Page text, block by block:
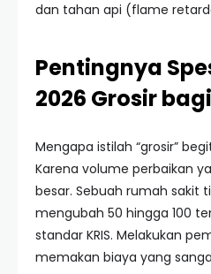
dan tahan api (flame
Pentingnya
2026 Grosir
Mengapa istilah “grosir”
Karena volume perbaikan
besar. Sebuah rumah sakit
mengubah 50 hingga 100
standar KRIS. Melakukan
memakan biaya yang